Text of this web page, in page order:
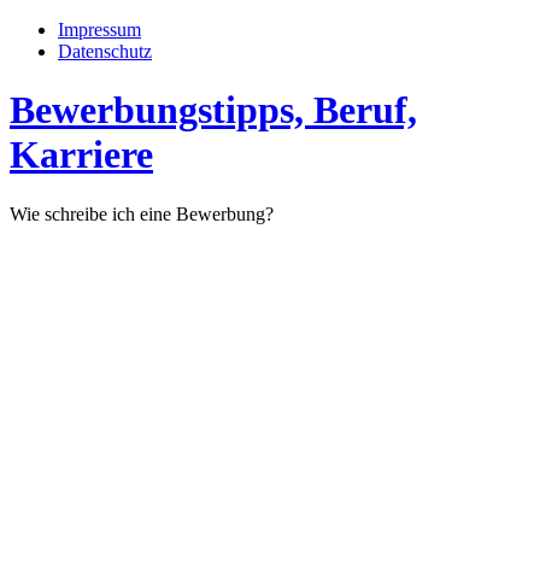
Impressum
Datenschutz
Bewerbungstipps, Beruf,
Karriere
Wie schreibe ich eine Bewerbung?